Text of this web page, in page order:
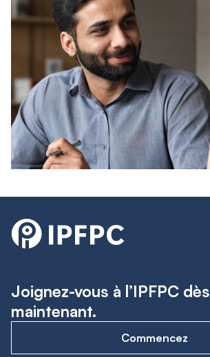
Joignez-vous à l’IPFPC dès
maintenant.
Commencez